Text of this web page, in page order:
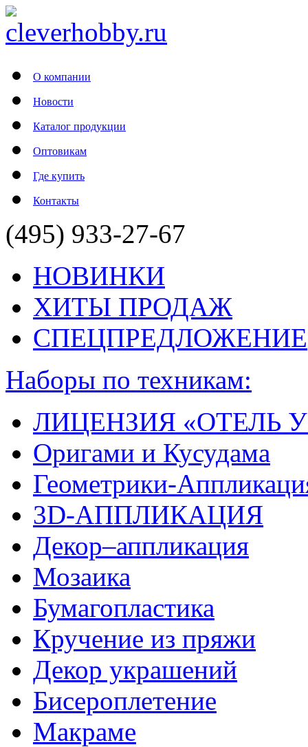
О компании
Новости
Каталог продукции
Оптовикам
Где купить
Контакты
(495) 933-27-67
НОВИНКИ
ХИТЫ ПРОДАЖ
СПЕЦПРЕДЛОЖЕНИЕ
Наборы по техникам:
ЛИЦЕНЗИЯ «ОТЕЛЬ
Оригами и Кусудама
Геометрики-
3D-АППЛИКАЦИЯ
Декор–аппликация
Мозаика
Бумагопластика
Кручение из пряжи
Декор украшений
Биcероплетение
Макраме